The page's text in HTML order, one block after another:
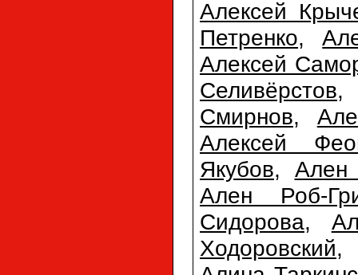
Алексей
Петренко,
Алексей
Селивёрстов
Смирнов,
Алексей
Якубов, Ален
Ален Роб-
Сидорова,
Ходоровский